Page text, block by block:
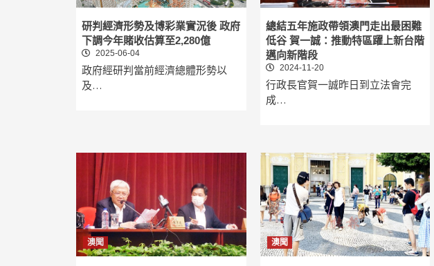
研判經濟形勢及博彩業實況後 政府
下調今年賭收估算至2,280億
2025-06-04
政府經研判當前經濟總體形勢以
及…
總結五年施政帶領澳門走出最困難
低谷 賀一誠：推動特區躍上新台階
邁向新階段
2024-11-20
行政長官賀一誠昨日到立法會完
成…
澳聞 澳聞